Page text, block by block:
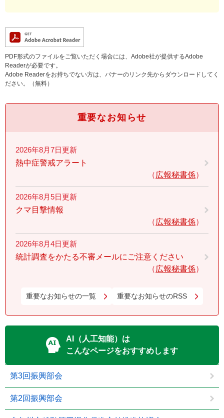
PDF形式のファイルをご覧いただく場合には、Adobe社が提供するAdobe
Readerが必要です。
Adobe Readerをお持ちでない方は、バナーのリンク先からダウンロードしてく
ださい。（無料）
重要なお知らせ
2026年8月7日更新
熱中症警戒アラート
広報秘書係
2026年8月5日更新
クマ目撃情報
広報秘書係
2026年8月4日更新
統計調査をかたる不審メールにご注意ください
広報秘書係
重要なお知らせの一覧 重要なお知らせのRSS
AI（人工知能）は
こんなページをおすすめします
第3回振興部会
第2回振興部会